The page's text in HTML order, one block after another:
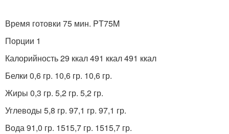
Время готовки 75 мин. PT75M
Порции 1
Калорийность 29 ккал 491 ккал 491 ккал
Белки 0,6 гр. 10,6 гр. 10,6 гр.
Жиры 0,3 гр. 5,2 гр. 5,2 гр.
Углеводы 5,8 гр. 97,1 гр. 97,1 гр.
Вода 91,0 гр. 1515,7 гр. 1515,7 гр.